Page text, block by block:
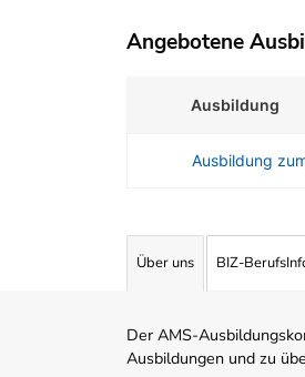
Angebotene
Ausbildung
Ausbildung
Über uns BIZ-
Der AMS-
Ausbildungen und zu